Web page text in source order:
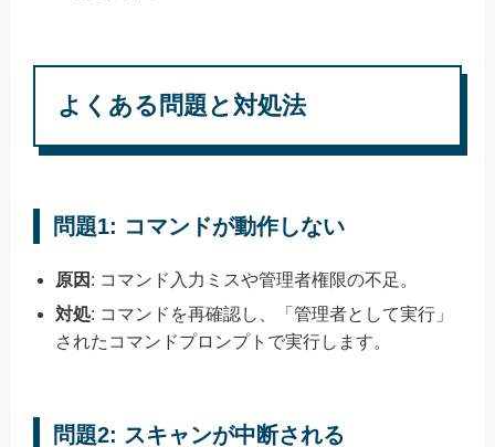
よくある問題と対処法
問題1: コマンドが動作しない
原因 : コマンド入力ミスや管理者権限の不足。
対処: コマンドを再確認し、「管理者として実行」
されたコマンドプロンプトで実行します。
問題2: スキャンが中断される